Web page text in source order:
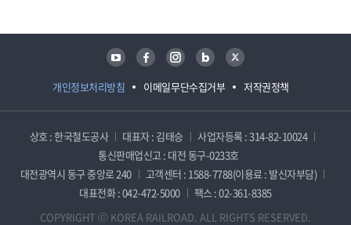
개인정보처리방침 이메일무단수집거부 저작권정책
유튜브 페이스북 인스타그램 블로그 트위터
상호 : 한국철도공사 대표자 : 김태승
사업자등록 : 314-82-10024
통신판매업신고 : 대전 동구-0233호
대전광역시 동구 중앙로 240
고객센터 : 1588-7788(이용료 : 발신자부담)
대표전화 : 042-472-5000
팩스 : 02-361-8385
COPYRIGHT ⓒ KOREA RAILROAD. ALL RIGHTS RESERVED.